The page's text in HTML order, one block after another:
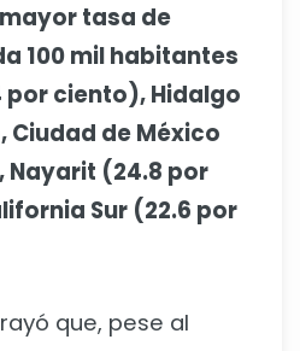
tasa de
100 mil habitantes
por ciento), Hidalgo
de México
Nayarit (24.8 por
Sur (22.6 por
que, pese al